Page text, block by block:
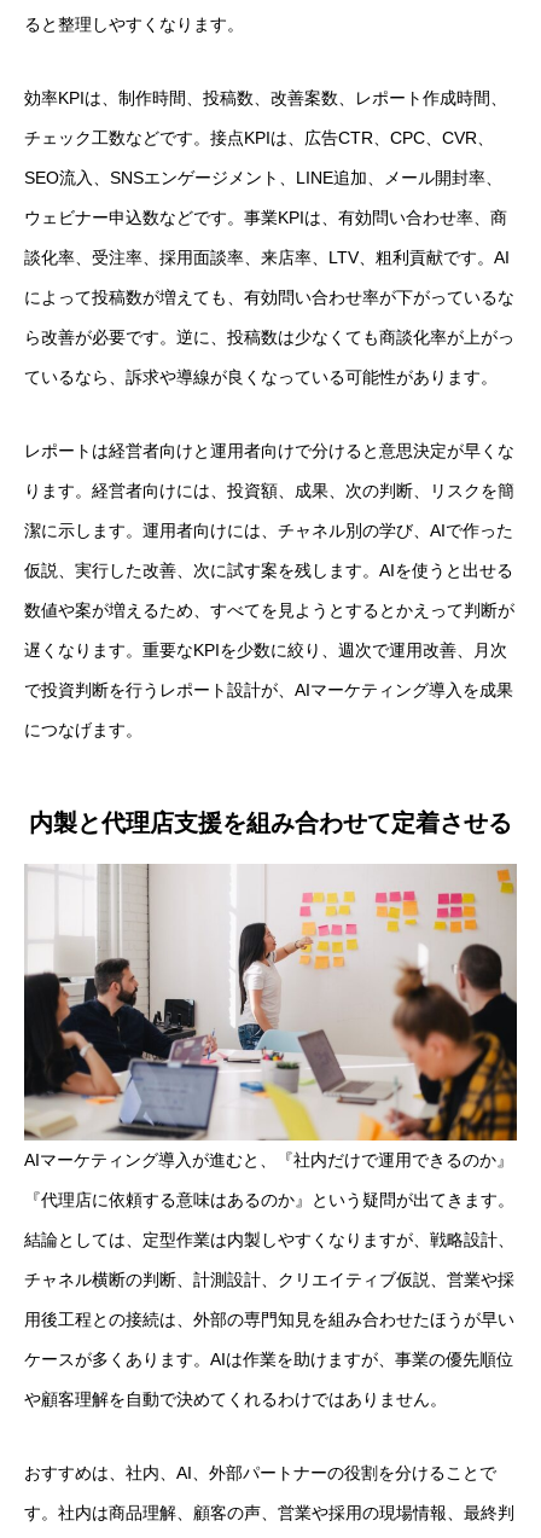
ると整理しやすくなります。
効率KPIは、制作時間、投稿数、改善案数、レポート作成時間、
チェック工数などです。接点KPIは、広告CTR、CPC、CVR、
SEO流入、SNSエンゲージメント、LINE追加、メール開封率、
ウェビナー申込数などです。事業KPIは、有効問い合わせ率、商
談化率、受注率、採用面談率、来店率、LTV、粗利貢献です。AI
によって投稿数が増えても、有効問い合わせ率が下がっているな
ら改善が必要です。逆に、投稿数は少なくても商談化率が上がっ
ているなら、訴求や導線が良くなっている可能性があります。
レポートは経営者向けと運用者向けで分けると意思決定が早くな
ります。経営者向けには、投資額、成果、次の判断、リスクを簡
潔に示します。運用者向けには、チャネル別の学び、AIで作った
仮説、実行した改善、次に試す案を残します。AIを使うと出せる
数値や案が増えるため、すべてを見ようとするとかえって判断が
遅くなります。重要なKPIを少数に絞り、週次で運用改善、月次
で投資判断を行うレポート設計が、AIマーケティング導入を成果
につなげます。
内製と代理店支援を組み合わせて定着させる
AIマーケティング導入が進むと、『社内だけで運用できるのか』
『代理店に依頼する意味はあるのか』という疑問が出てきます。
結論としては、定型作業は内製しやすくなりますが、戦略設計、
チャネル横断の判断、計測設計、クリエイティブ仮説、営業や採
用後工程との接続は、外部の専門知見を組み合わせたほうが早い
ケースが多くあります。AIは作業を助けますが、事業の優先順位
や顧客理解を自動で決めてくれるわけではありません。
おすすめは、社内、AI、外部パートナーの役割を分けることで
す。社内は商品理解、顧客の声、営業や採用の現場情報、最終判